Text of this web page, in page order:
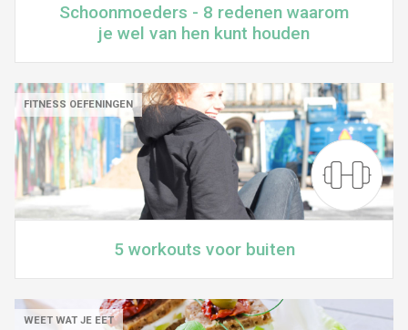
Schoonmoeders - 8 redenen waarom
je wel van hen kunt houden
FITNESS OEFENINGEN
5 workouts voor buiten
WEET WAT JE EET